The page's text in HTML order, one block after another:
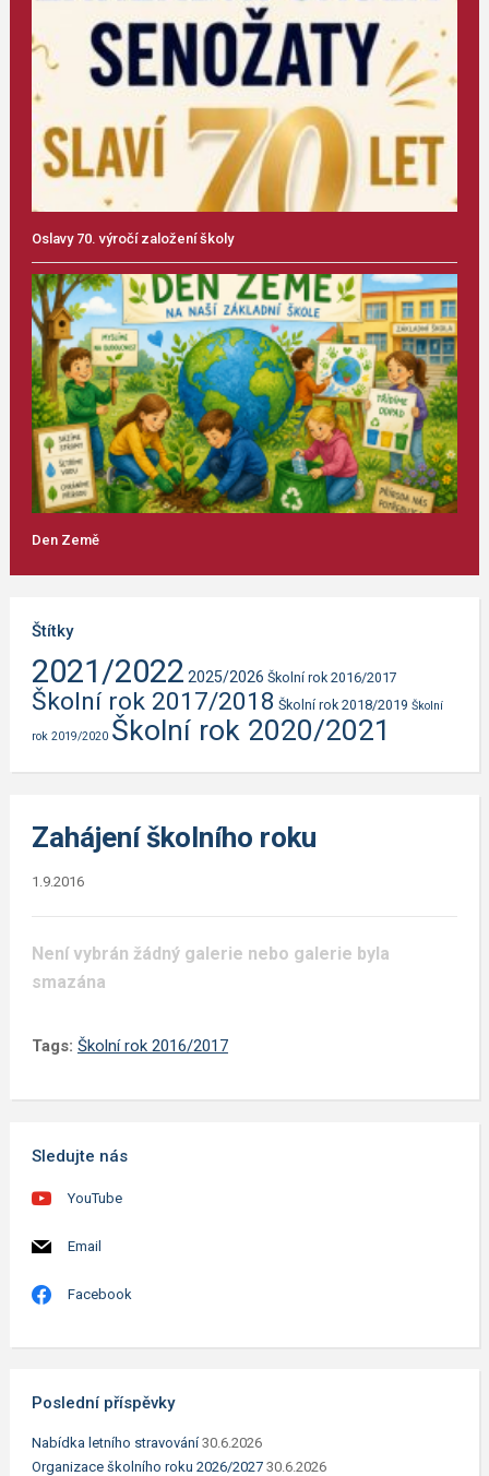
Oslavy 70. výročí založení školy
Den Země
Štítky
2021/2022 2025/2026 Školní rok 2016/2017
Školní rok 2017/2018 Školní rok 2018/2019 Školní
rok 2019/2020 Školní rok 2020/2021
Zahájení školního roku
1.9.2016
Není vybrán žádný galerie nebo galerie byla
smazána
Tags: Školní rok 2016/2017
Sledujte nás
YouTube
Email
Facebook
Poslední příspěvky
Nabídka letního stravování 30.6.2026
Organizace školního roku 2026/2027 30.6.2026